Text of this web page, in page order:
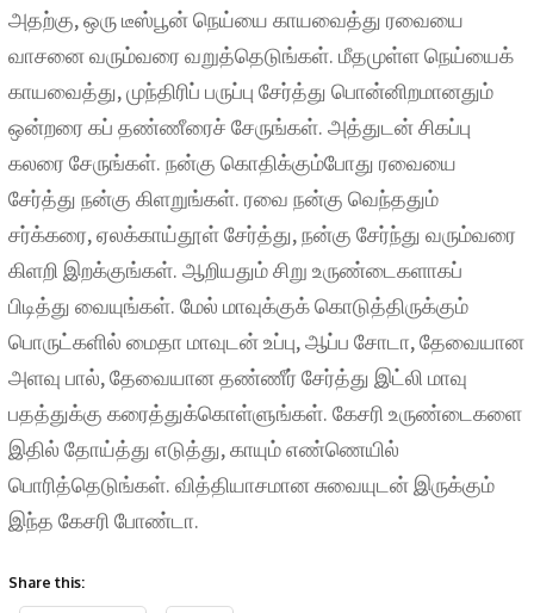
அதற்கு, ஒரு டீஸ்பூன் நெய்யை காயவைத்து ரவையை
வாசனை வரும்வரை வறுத்தெடுங்கள். மீதமுள்ள நெய்யைக்
காயவைத்து, முந்திரிப் பருப்பு சேர்த்து பொன்னிறமானதும்
ஒன்றரை கப் தண்ணீரைச் சேருங்கள். அத்துடன் சிகப்பு
கலரை சேருங்கள். நன்கு கொதிக்கும்போது ரவையை
சேர்த்து நன்கு கிளறுங்கள். ரவை நன்கு வெந்ததும்
சர்க்கரை, ஏலக்காய்தூள் சேர்த்து, நன்கு சேர்ந்து வரும்வரை
கிளறி இறக்குங்கள். ஆறியதும் சிறு உருண்டைகளாகப்
பிடித்து வையுங்கள். மேல் மாவுக்குக் கொடுத்திருக்கும்
பொருட்களில் மைதா மாவுடன் உப்பு, ஆப்ப சோடா, தேவையான
அளவு பால், தேவையான தண்ணீர் சேர்த்து இட்லி மாவு
பதத்துக்கு கரைத்துக்கொள்ளுங்கள். கேசரி உருண்டைகளை
இதில் தோய்த்து எடுத்து, காயும் எண்ணெயில்
பொரித்தெடுங்கள். வித்தியாசமான சுவையுடன் இருக்கும்
இந்த கேசரி போண்டா.
Share this: